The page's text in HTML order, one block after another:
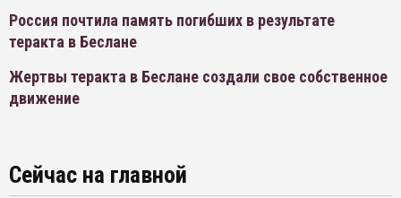
Россия почтила память погибших в результате
теракта в Беслане
Жертвы теракта в Беслане создали свое собственное
движение
Сейчас на главной